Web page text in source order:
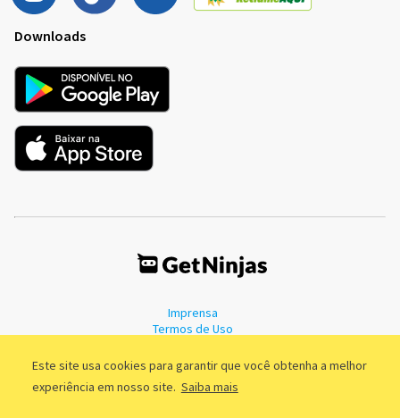
Este site usa cookies para garantir que você obtenha a melhor
experiência em nosso site. Saiba mais
Downloads
Imprensa
Termos de Uso